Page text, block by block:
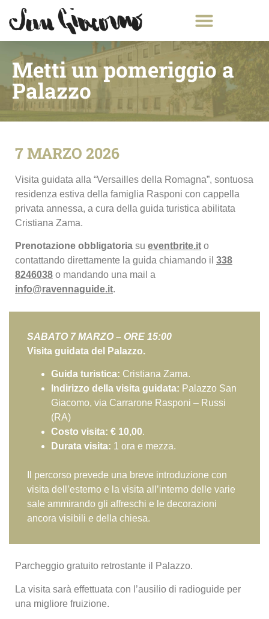
Metti un pomeriggio a
Palazzo
7 MARZO 2026
Visita guidata alla “Versailles della Romagna”, sontuosa
residenza estiva della famiglia Rasponi con cappella
privata annessa, a cura della guida turistica abilitata
Cristiana Zama.
Prenotazione obbligatoria su eventbrite.it o
contattando direttamente la guida chiamando il 338
8246038 o mandando una mail a
info@ravennaguide.it.
SABATO 7 MARZO – ORE 15:00
Visita guidata del Palazzo.
Guida turistica: Cristiana Zama.
Indirizzo della visita guidata: Palazzo San
Giacomo, via Carrarone Rasponi – Russi
(RA)
Costo visita: € 10,00.
Durata visita: 1 ora e mezza.
Il percorso prevede una breve introduzione con
visita dell’esterno e la visita all’interno delle varie
sale ammirando gli affreschi e le decorazioni
ancora visibili e della chiesa.
Parcheggio gratuito retrostante il Palazzo.
La visita sarà effettuata con l’ausilio di radioguide per
una migliore fruizione.